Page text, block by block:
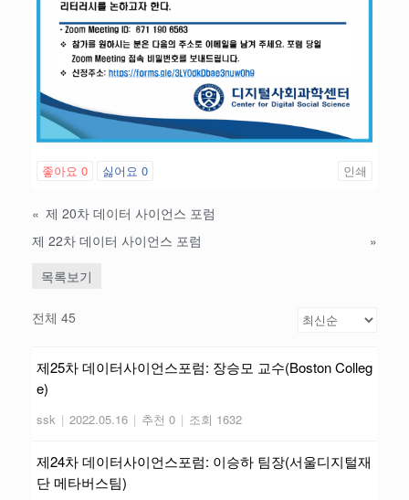
좋아요 0 싫어요 0 인쇄
« 제 20차 데이터 사이언스 포럼
제 22차 데이터 사이언스 포럼
»
목록보기
전체 45
제25차 데이터사이언스포럼: 장승모 교수(Boston Colleg
e)
ssk | 2022.05.16 | 추천 0 | 조회 1632
제24차 데이터사이언스포럼: 이승하 팀장(서울디지털재
단 메타버스팀)